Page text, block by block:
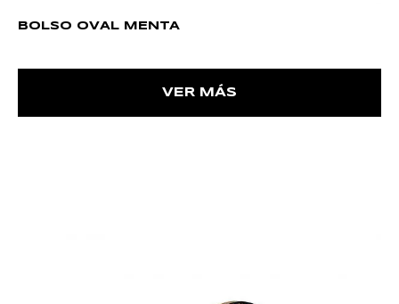
BOLSO OVAL MENTA
VER MÁS